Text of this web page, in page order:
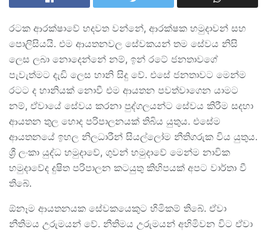
රටක ආරක්ෂාවේ හදවත වන්නේ, ආරක්ෂක හමුදාවන් සහ
පොලිසියයි. එම ආයතනවල සේවකයන් තම සේවය නිසි
ලෙස ලබා නොදෙන්නේ නම්, ඉන් රටේ ජනතාවගේ
පැවැත්මට දැඩි ලෙස හානි සිදු වේ. එසේ ජනතාවට මෙන්ම
රටට ද හානියක් නොවී එම ආයතන පවත්වාගෙන යාමට
නම්, ඒවායේ සේවය කරනා පුද්ගලයන්ට සේවය කිරීම සදහා
ආයතන තුල හොද පරිපාලනයක් තිබිය යුතුය. එසේම
ආයතනයේ ඉහල නිලධාරීන් සියල්ලෝම නීතිගරුක විය යුතුය.
ශ්‍රී ලංකා යුද්ධ හමුදාවේ, ගුවන් හමුදාවේ මෙන්ම නාවික
හමුදාවේද දුෂිත පරිපාලන කටයුතු කිහිපයක් අපට වාර්තා වී
තිබේ.
ඕනෑම ආයතනයක සේවකයෙකුට හිමිකම් තිබේ. ඒවා
නීතිමය උරුමයන් වේ. නීතිමය උරුමයන් අහිමිවන විට ඒවා